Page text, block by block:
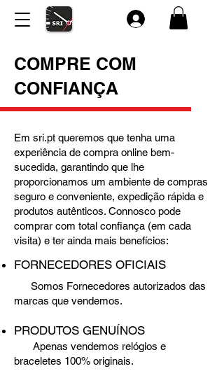
COMPRE COM
CONFIANÇA
Em sri.pt queremos que tenha uma
experiência de compra online bem-
sucedida, garantindo que lhe
proporcionamos um ambiente de compras
seguro e conveniente, expedição rápida e
produtos autênticos. Connosco pode
comprar com total confiança (em cada
visita) e ter ainda mais benefícios:
FORNECEDORES OFICIAIS
Somos Fornecedores autorizados das
marcas que vendemos.
PRODUTOS GENUÍNOS
Apenas vendemos relógios e
braceletes 100% originais.